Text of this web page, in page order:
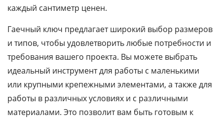
каждый сантиметр ценен.
Гаечный ключ предлагает широкий выбор размеров
и типов, чтобы удовлетворить любые потребности и
требования вашего проекта. Вы можете выбрать
идеальный инструмент для работы с маленькими
или крупными крепежными элементами, а также для
работы в различных условиях и с различными
материалами. Это позволит вам быть готовым к